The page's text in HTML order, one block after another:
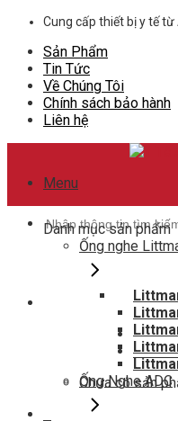
Skip
content
Cung cấp thiết bị y tế từ
Sản Phẩm
Tin Tức
Về Chúng Tôi
Chính sách bảo hành
Liên hệ
Menu
kiếm:
Hotline hỗ trợ
0948802788
Giỏ
Chưa có sản
Danh mục sản phẩm
Ống nghe
Ống Nghe ADC